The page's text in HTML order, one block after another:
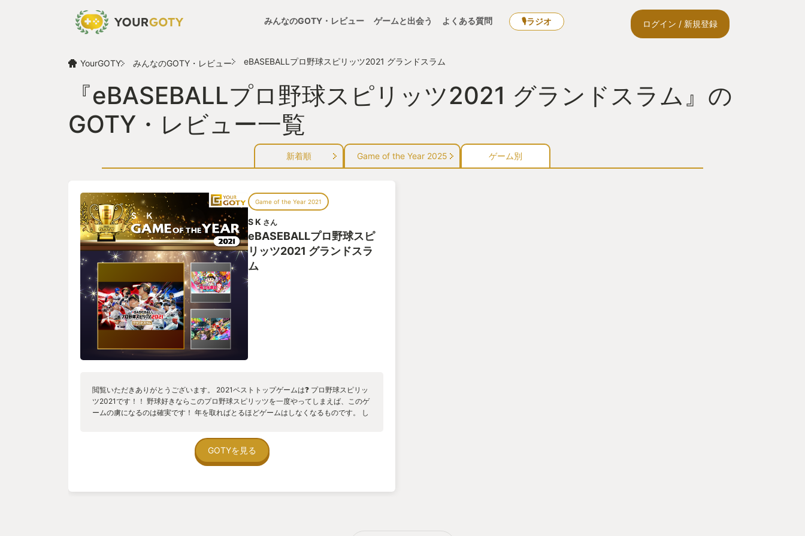
みんなのGOTY・レビュー ゲームと出会う よくある質問 🎙ラジオ ログイン / 新規登録
YourGOTY みんなのGOTY・レビュー eBASEBALLプロ野球スピリッツ2021 グランドスラム
『eBASEBALLプロ野球スピリッツ2021 グランドスラム』の
GOTY・レビュー一覧
新着順 Game of the Year 2025 ゲーム別
Game of the Year 2021
S K さん
eBASEBALLプロ野球スピ
リッツ2021 グランドスラ
ム
閲覧いただきありがとうございます。 2021ベストトップゲームは❓ プロ野球スピリッ
ツ2021です！！ 野球好きならこのプロ野球スピリッツを一度やってしまえば、このゲ
ームの虜になるのは確実です！ 年を取ればとるほどゲームはしなくなるものです。 し
る！ ・・・元阪神 藤川球児 あの火の玉ストレートを武器に、日本の大人気球団の阪
神タイガースの絶対的守護神を務めてなおかつ、 アメリカ大リーグでもプレーをした
す。 ○あの有名大リーガーもやっているゲームである！ ・・・米大リーグ所属 パド
GOTYを見る